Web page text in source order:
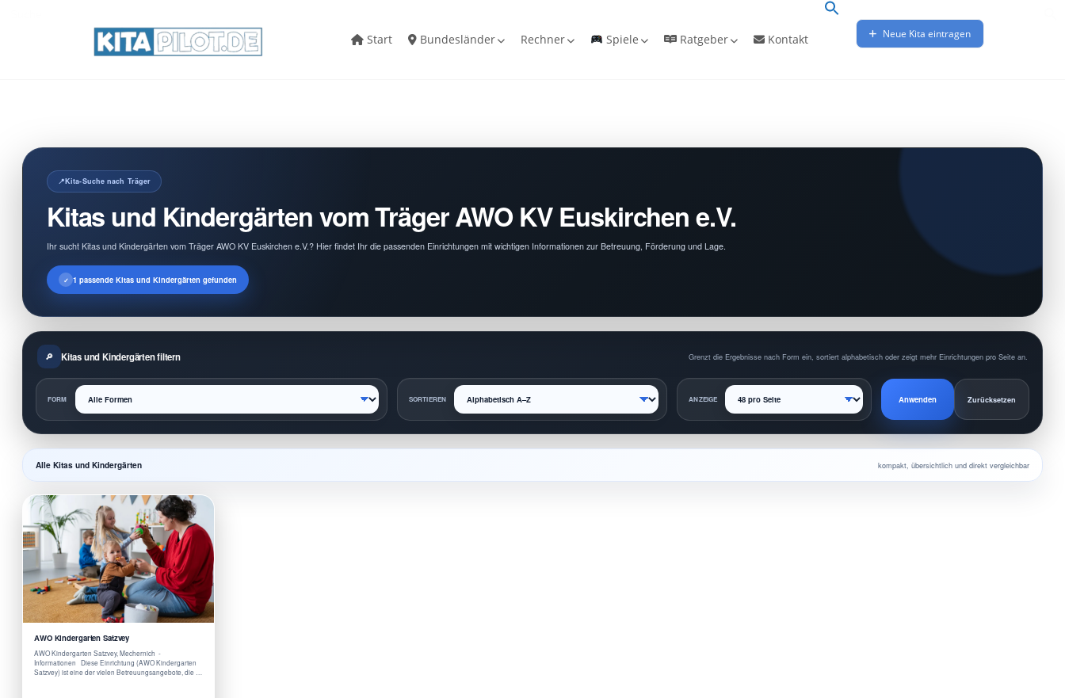
Start Bundesländer Rechner Spiele Ratgeber Kontakt Neue Kita eintragen
Kita-Suche nach Träger
Kitas und Kindergärten vom Träger AWO KV Euskirchen e.V.
Ihr sucht Kitas und Kindergärten vom Träger AWO KV Euskirchen e.V.? Hier findet Ihr die passenden Einrichtungen mit wichtigen Informationen zur Betreuung, Förderung und Lage.
1 passende Kitas und Kindergärten gefunden
Kitas und Kindergärten filtern Grenzt die Ergebnisse nach Form ein, sortiert alphabetisch oder zeigt mehr Einrichtungen pro Seite an.
FORM SORTIEREN ANZEIGE Anwenden Zurücksetzen
Alle Kitas und Kindergärten kompakt, übersichtlich und direkt vergleichbar
AWO Kindergarten Satzvey
AWO Kindergarten Satzvey, Mechernich -
Informationen Diese Einrichtung (AWO Kindergarten
Satzvey) ist eine der vielen Betreuungsangebote, die …